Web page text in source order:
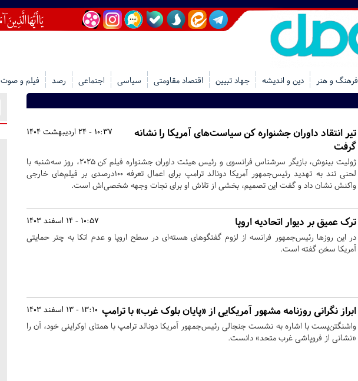
فرهنگ و هنر دین و اندیشه جهاد تبیین اقتصاد مقاومتی سیاسی اجتماعی رصد فیلم و صوت
10:37 - 24 اردیبهشت 1404
تیر انتقاد داوران جشنواره کن سیاست‌های آمریکا را نشانه
گرفت
ژولیت بینوش، بازیگر سرشناس فرانسوی و رئیس هیئت داوران جشنواره فیلم کن ۲۰۲۵، روز سه‌شنبه با
لحنی تند به تهدید رئیس‌جمهور آمریکا دونالد ترامپ برای اعمال تعرفه ۱۰۰درصدی بر فیلم‌های خارجی
واکنش نشان داد و گفت این تصمیم، بخشی از تلاش او برای نجات وجهه شخصی‌اش است.
10:57 - 14 اسفند 1403 ترک عمیق بر دیوار اتحادیه اروپا
در این روزها رئیس‌جمهور فرانسه از لزوم گفتگوهای هسته‌ای در سطح اروپا و عدم اتکا به چتر حمایتی
آمریکا سخن گفته است.
13:10 - 13 اسفند 1403 ابراز نگرانی روزنامه مشهور آمریکایی از «پایان بلوک غرب» با ترامپ
واشنگتن‌پست با اشاره به نشست جنجالی رئیس‌جمهور آمریکا دونالد ترامپ با همتای اوکراینی خود، آن را
«نشانی از فروپاشی غرب متحد» دانست.